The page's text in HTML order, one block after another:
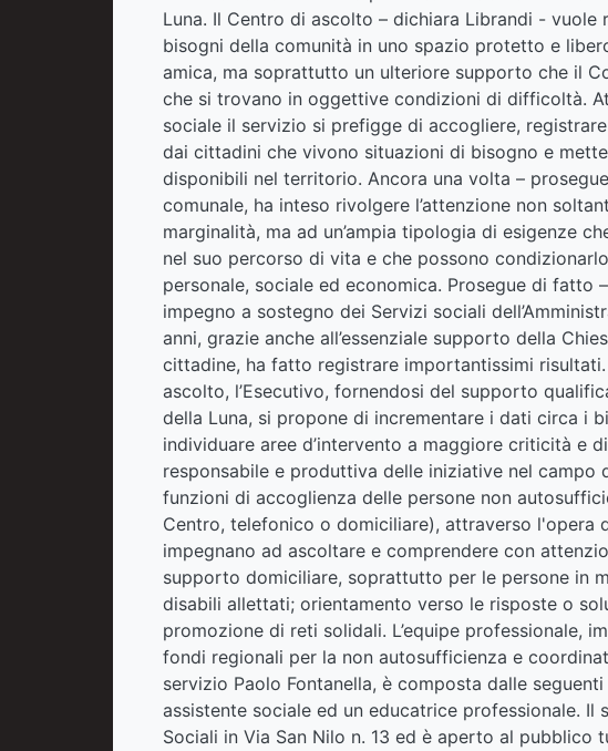
Luna. Il Centro di ascolto – dichiara Librandi - vuole
bisogni della comunità in uno spazio protetto e
amica, ma soprattutto un ulteriore supporto che il
che si trovano in oggettive condizioni di difficoltà.
sociale il servizio si prefigge di accogliere,
dai cittadini che vivono situazioni di bisogno e
disponibili nel territorio. Ancora una volta – prosegue
comunale, ha inteso rivolgere l’attenzione non
marginalità, ma ad un’ampia tipologia di esigenze
nel suo percorso di vita e che possono
personale, sociale ed economica. Prosegue di fatto
impegno a sostegno dei Servizi sociali
anni, grazie anche all’essenziale supporto della
cittadine, ha fatto registrare importantissimi
ascolto, l’Esecutivo, fornendosi del supporto
della Luna, si propone di incrementare i dati circa i
individuare aree d’intervento a maggiore criticità e
responsabile e produttiva delle iniziative nel campo
funzioni di accoglienza delle persone non
Centro, telefonico o domiciliare), attraverso l'opera
impegnano ad ascoltare e comprendere con
supporto domiciliare, soprattutto per le persone in
disabili allettati; orientamento verso le risposte o
promozione di reti solidali. L’equipe professionale,
fondi regionali per la non autosufficienza e
servizio Paolo Fontanella, è composta dalle
assistente sociale ed un educatrice professionale. Il
Sociali in Via San Nilo n. 13 ed è aperto al pubblico